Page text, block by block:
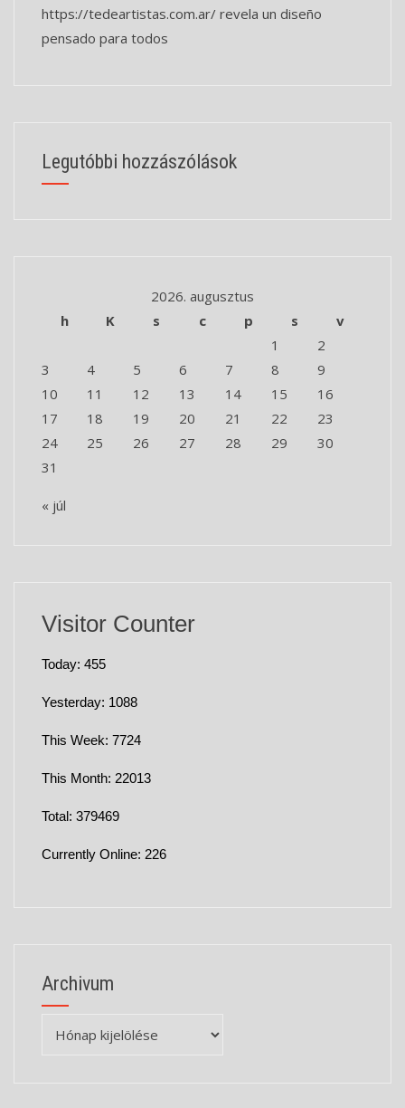
https://tedeartistas.com.ar/ revela un diseño
pensado para todos
Legutóbbi hozzászólások
2026. augusztus
h
K s c p s
v
1
2
3
4 5 6 7 8
9
10
11 12 13 14 15
16
17
18 19 20 21 22
23
24
25 26 27 28 29
30
31
« júl
Visitor Counter
Today: 455
Yesterday: 1088
This Week: 7724
This Month: 22013
Total: 379469
Currently Online: 226
Archivum